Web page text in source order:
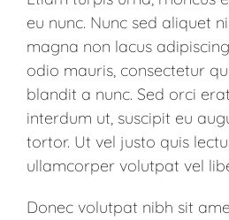
eu nunc. Nunc sed aliquet
magna non lacus
odio mauris, consectetur
blandit a nunc. Sed orci
interdum ut, suscipit eu
tortor. Ut vel justo quis
ullamcorper volutpat vel
Donec volutpat nibh sit